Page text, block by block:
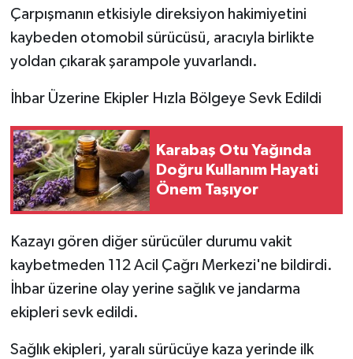
Çarpışmanın etkisiyle direksiyon hakimiyetini
kaybeden otomobil sürücüsü, aracıyla birlikte
yoldan çıkarak şarampole yuvarlandı.
İhbar Üzerine Ekipler Hızla Bölgeye Sevk Edildi
Karabaş Otu Yağında
Doğru Kullanım Hayati
Önem Taşıyor
Kazayı gören diğer sürücüler durumu vakit
kaybetmeden 112 Acil Çağrı Merkezi'ne bildirdi.
İhbar üzerine olay yerine sağlık ve jandarma
ekipleri sevk edildi.
Sağlık ekipleri, yaralı sürücüye kaza yerinde ilk